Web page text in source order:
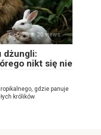
0 30 views
dżungli:
nikt się nie
gdzie panuje
królików.